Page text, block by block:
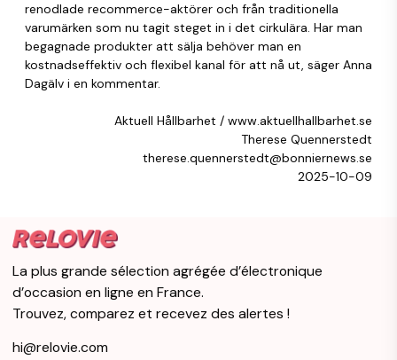
renodlade recommerce-aktörer och från traditionella
varumärken som nu tagit steget in i det cirkulära. Har man
begagnade produkter att sälja behöver man en
kostnadseffektiv och flexibel kanal för att nå ut, säger Anna
Dagälv i en kommentar.
Aktuell Hållbarhet / www.aktuellhallbarhet.se
Therese Quennerstedt
therese.quennerstedt@bonniernews.se
2025-10-09
La plus grande sélection agrégée d’électronique
d’occasion en ligne en France.
Trouvez, comparez et recevez des alertes !
hi@relovie.com